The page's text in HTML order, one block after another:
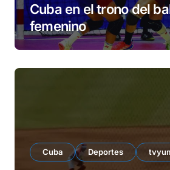
Cuba en el trono del balonmano
femenino
Cuba Deportes